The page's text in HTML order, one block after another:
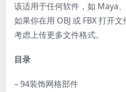
该适用于任何软件，如 Maya
如果你在用 OBJ 或 FBX 打开
考虑上传更多文件格式。
目录
– 94装饰网格部件